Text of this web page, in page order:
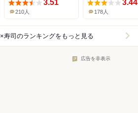
3.51
210人
3.44
178人
寿司のランキングをもっと見る
広告を非表示